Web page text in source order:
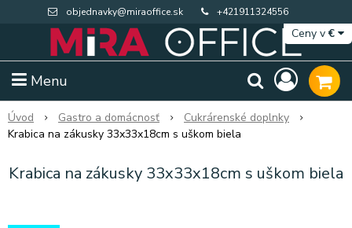
objednavky@miraoffice.sk +421911324556
Menu
Ceny v€
Úvod Gastro a domácnosť
Cukrárenské doplnky
Krabica na zákusky 33x33x18cm s uškom biela
Krabica na zákusky 33x33x18cm s uškom biela